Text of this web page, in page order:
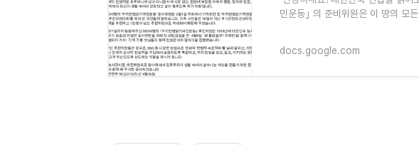
민운동｣ 의 준비위원은 이 땅의 모
docs.google.com